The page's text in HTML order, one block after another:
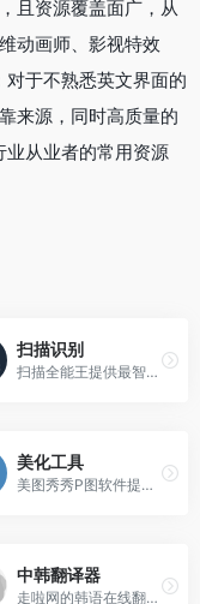
且资源覆盖面广，从
动画师、影视特效
于不熟悉英文界面的
来源，同时高质量的
从业者的常用资源
扫描识别
扫描全能王提供最智能的文档...
美化工具
美图秀秀P图软件提供图片美化...
中韩翻译器
走啦网的韩语在线翻译工具完...